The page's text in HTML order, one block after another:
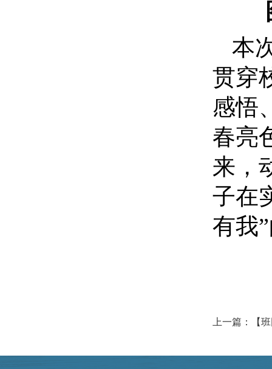
本
贯穿
感悟
春亮
来，
子在
有我
上一篇：【